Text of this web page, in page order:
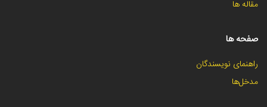
مقاله ها
صفحه ها
راهنمای نویسندگان
مدخل‌ها